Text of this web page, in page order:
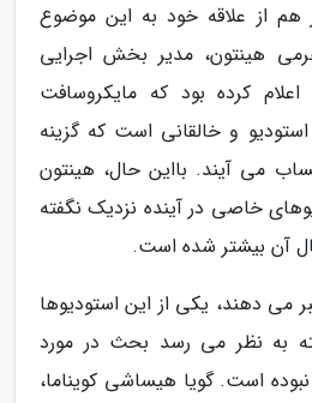
هم از علاقه خود به این موضوع
هینتون، مدیر بخش اجرایی
کرده بود که مایکروسافت
و خالقانی است که گزینه
می آیند. بااین حال، هینتون
خاصی در آینده نزدیک نگفته
آن بیشتر شده است.
می دهند، یکی از این استودیوها
به نظر می رسد بحث در مورد
است. گویا هیساشی کویناما،